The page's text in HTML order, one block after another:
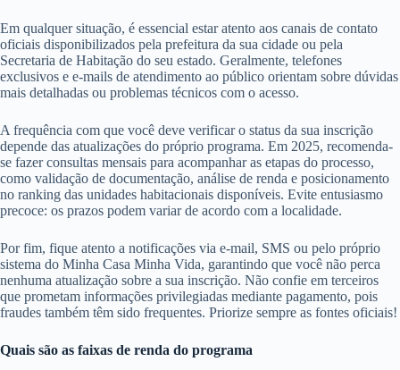
Em qualquer situação, é essencial estar atento aos canais de contato
oficiais disponibilizados pela prefeitura da sua cidade ou pela
Secretaria de Habitação do seu estado. Geralmente, telefones
exclusivos e e-mails de atendimento ao público orientam sobre dúvidas
mais detalhadas ou problemas técnicos com o acesso.
A frequência com que você deve verificar o status da sua inscrição
depende das atualizações do próprio programa. Em 2025, recomenda-
se fazer consultas mensais para acompanhar as etapas do processo,
como validação de documentação, análise de renda e posicionamento
no ranking das unidades habitacionais disponíveis. Evite entusiasmo
precoce: os prazos podem variar de acordo com a localidade.
Por fim, fique atento a notificações via e-mail, SMS ou pelo próprio
sistema do Minha Casa Minha Vida, garantindo que você não perca
nenhuma atualização sobre a sua inscrição. Não confie em terceiros
que prometam informações privilegiadas mediante pagamento, pois
fraudes também têm sido frequentes. Priorize sempre as fontes oficiais!
Quais são as faixas de renda do programa